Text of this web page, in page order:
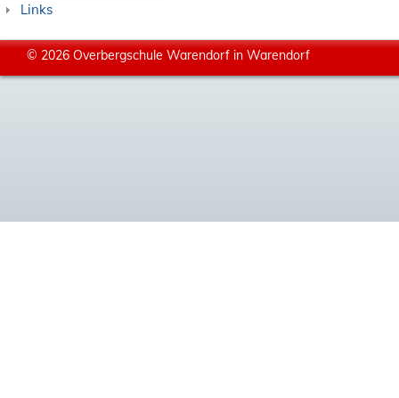
Links
© 2026 Overbergschule Warendorf in Warendorf